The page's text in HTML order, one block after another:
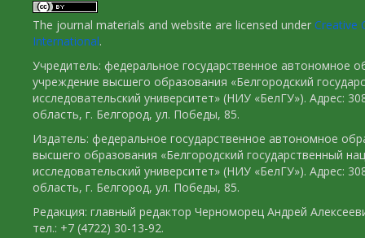
The journal materials and website are licensed under Creative
International.
Учредитель: федеральное государственное автономное
учреждение высшего образования «Белгородский
исследовательский университет» (НИУ «БелГУ»). Адрес:
область, г. Белгород, ул. Победы, 85.
Издатель: федеральное государственное автономное
высшего образования «Белгородский государственный
исследовательский университет» (НИУ «БелГУ»). Адрес:
область, г. Белгород, ул. Победы, 85.
Редакция: главный редактор Черноморец Андрей
тел.: +7 (4722) 30-13-92.